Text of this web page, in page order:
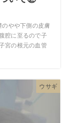
のやや下側の皮膚
腔に至るので子
宮の根元の血管
ウサギ